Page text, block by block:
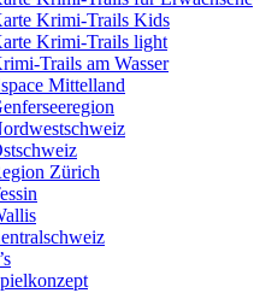
Krimi-Trails Kids
Krimi-Trails light
Trails am Wasser
Mittelland
Zürich